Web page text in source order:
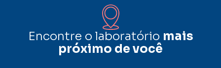
Encontre o laboratório mais
próximo de você